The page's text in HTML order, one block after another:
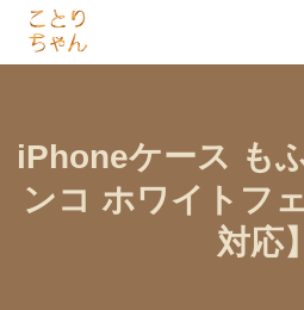
iPhoneケース も
ンコ ホワイトフ
対応】